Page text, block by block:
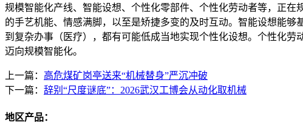
规模智能化产线、智能设想、个性化零部件、个性化劳动者等，正
的手艺机能、情感满脚，以至是矫捷多变的及时互动。智能设想能
到复杂办事（医疗），都有可能低成当地实现个性化设想。个性化
迈向规模智能化。
上一篇： 高危煤矿岗亭送来“机械替身”严沉冲破
下一篇： 辞别“尺度谜底”：2026武汉工博会从动化取机械
地区产品：